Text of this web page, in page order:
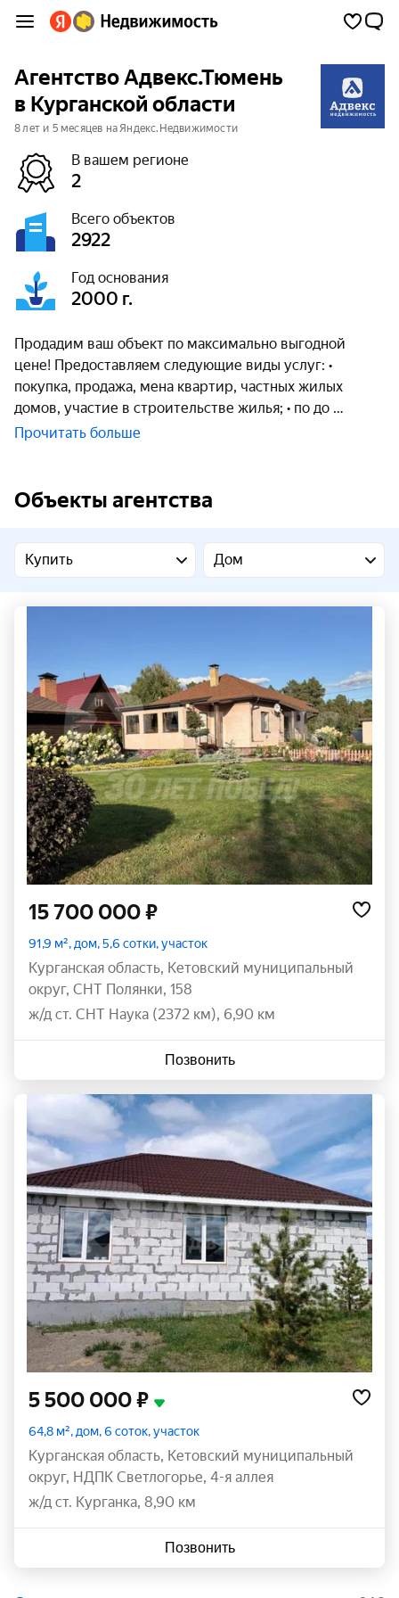
Агентство Адвекс.Тюмень
в Курганской области
8 лет и 5 месяцев на Яндекс.Недвижимости
В вашем регионе
2
Всего объектов
2922
Год основания
2000 г.
Продадим ваш объект по максимально выгодной
цене! Предоставляем следующие виды услуг: •
покупка, продажа, мена квартир, частных жилых
домов, участие в строительстве жилья; • по до
Прочитать больше
Объекты агентства
Купить Дом
15 700 000 ₽
91,9 м², дом, 5,6 сотки, участок
Курганская область, Кетовский муниципальный
округ, СНТ Полянки, 158
ж/д ст. СНТ Наука (2372 км), 6,90 км
Позвонить
5 500 000 ₽
64,8 м², дом, 6 соток, участок
Курганская область, Кетовский муниципальный
округ, НДПК Светлогорье, 4-я аллея
ж/д ст. Курганка, 8,90 км
Позвонить